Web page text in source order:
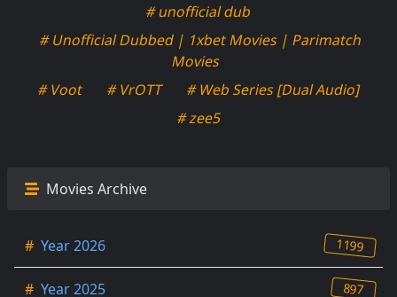
# unofficial dub
# Unofficial Dubbed | 1xbet Movies | Parimatch
Movies
# Voot
# VrOTT
# Web Series [Dual Audio]
# zee5
Movies Archive
# Year 2026 1199
# Year 2025 897